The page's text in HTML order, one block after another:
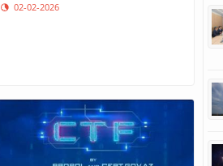
02-02-2026